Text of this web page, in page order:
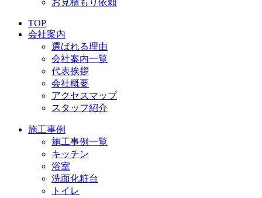
お見積もり依頼
TOP
会社案内
選ばれる理由
会社案内一覧
代表挨拶
会社概要
アクセスマップ
スタッフ紹介
施工事例
施工事例一覧
キッチン
浴室
洗面化粧台
トイレ